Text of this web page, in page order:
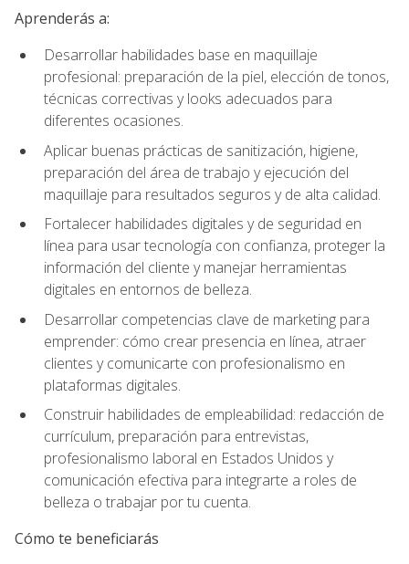
Aprenderás a:
Desarrollar habilidades base en maquillaje
profesional: preparación de la piel, elección de tonos,
técnicas correctivas y looks adecuados para
diferentes ocasiones.
Aplicar buenas prácticas de sanitización, higiene,
preparación del área de trabajo y ejecución del
maquillaje para resultados seguros y de alta calidad.
Fortalecer habilidades digitales y de seguridad en
línea para usar tecnología con confianza, proteger la
información del cliente y manejar herramientas
digitales en entornos de belleza.
Desarrollar competencias clave de marketing para
emprender: cómo crear presencia en línea, atraer
clientes y comunicarte con profesionalismo en
plataformas digitales.
Construir habilidades de empleabilidad: redacción de
currículum, preparación para entrevistas,
profesionalismo laboral en Estados Unidos y
comunicación efectiva para integrarte a roles de
belleza o trabajar por tu cuenta.
Cómo te beneficiarás